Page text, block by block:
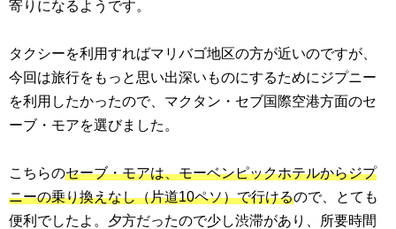
寄りになるようです。
タクシーを利用すればマリバゴ地区の方が近いのですが、
今回は旅行をもっと思い出深いものにするためにジプニー
を利用したかったので、マクタン・セブ国際空港方面のセ
ーブ・モアを選びました。
こちらのセーブ・モアは、モーベンピックホテルからジプ
ニーの乗り換えなし（片道10ペソ）で行けるので、とても
便利でしたよ。夕方だったので少し渋滞があり、所要時間